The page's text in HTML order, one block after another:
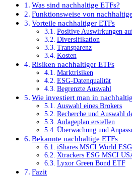
Was sind nachhaltige ETFs?
Funktionsweise von
Vorteile nachhaltiger ETFs
Positive Auswirkungen
Diversifikation
Transparenz
Kosten
Risiken nachhaltiger ETFs
Marktrisiken
ESG-Datenqualität
Begrenzte Auswahl
Wie investiert man in
Auswahl eines Brokers
Recherche und Auswahl
Anlageplan erstellen
Überwachung und
Bekannte nachhaltige ETFs
iShares MSCI World
Xtrackers ESG MSCI
Lyxor Green Bond ETF
Fazit